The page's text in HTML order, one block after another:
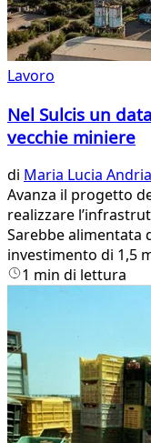
Lavoro
Nel Sulcis un
vecchie miniere
di Maria Lucia Andria
Avanza il progetto
realizzare
Sarebbe alimentata
investimento di 1,5
1 min di lettura